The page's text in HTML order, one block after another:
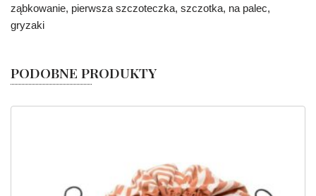
ząbkowanie, pierwsza szczoteczka, szczotka, na palec,
gryzaki
PODOBNE PRODUKTY